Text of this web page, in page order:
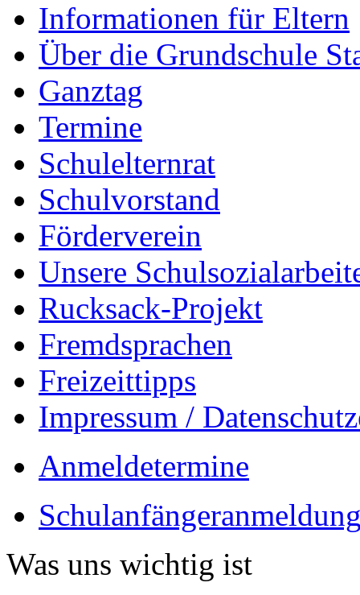
Informationen für Eltern
Über die Grundschule
Ganztag
Termine
Schulelternrat
Schulvorstand
Förderverein
Unsere
Rucksack-Projekt
Fremdsprachen
Freizeittipps
Impressum /
Anmeldetermine
Was uns wichtig ist